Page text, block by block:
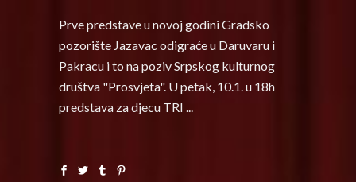
Prve predstave u novoj godini Gradsko
pozorište Jazavac odigraće u Daruvaru i
Pakracu i to na poziv Srpskog kulturnog
društva "Prosvjeta". U petak, 10.1. u 18h
predstava za djecu TRI